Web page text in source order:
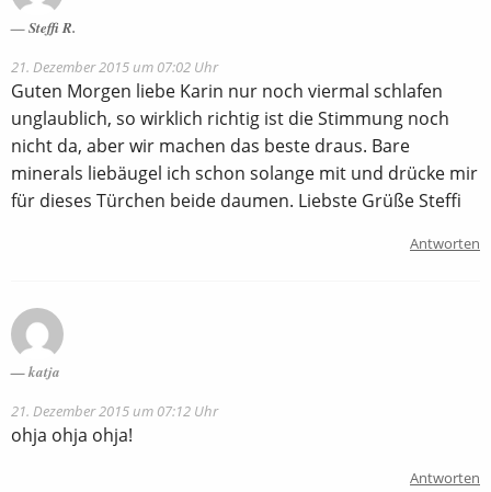
Steffi R.
21. Dezember 2015 um 07:02 Uhr
Guten Morgen liebe Karin nur noch viermal schlafen
unglaublich, so wirklich richtig ist die Stimmung noch
nicht da, aber wir machen das beste draus. Bare
minerals liebäugel ich schon solange mit und drücke mir
für dieses Türchen beide daumen. Liebste Grüße Steffi
Antworten
katja
21. Dezember 2015 um 07:12 Uhr
ohja ohja ohja!
Antworten